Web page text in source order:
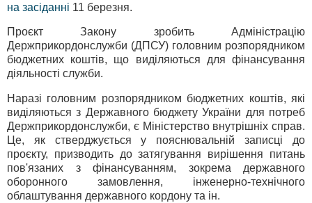
на засіданні 11 березня.
Проєкт Закону зробить Адміністрацію
Держприкордонслужби (ДПСУ) головним розпорядником
бюджетних коштів, що виділяються для фінансування
діяльності служби.
Наразі головним розпорядником бюджетних коштів, які
виділяються з Державного бюджету України для потреб
Держприкордонслужби, є Міністерство внутрішніх справ.
Це, як стверджується у пояснювальній записці до
проєкту, призводить до затягування вирішення питань
пов'язаних з фінансуванням, зокрема державного
оборонного замовлення, інженерно-технічного
облаштування державного кордону та ін.